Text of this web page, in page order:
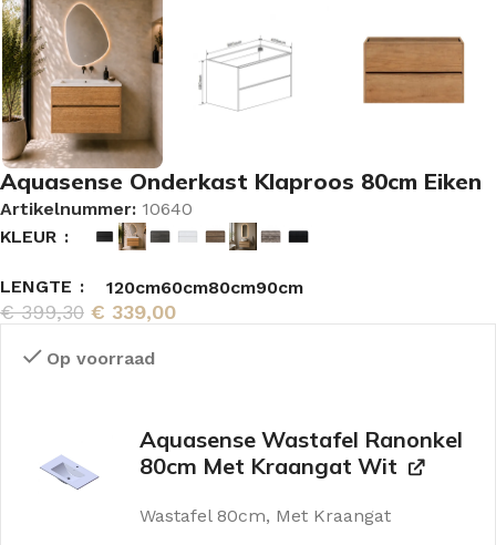
Aquasense Onderkast Klaproos 80cm Eiken
Artikelnummer: 10640
KLEUR
LENGTE 120cm60cm80cm90cm
€399,30 € 339,00
Op voorraad
Aquasense Wastafel Ranonkel
80cm Met Kraangat Wit
Wastafel 80cm, Met Kraangat